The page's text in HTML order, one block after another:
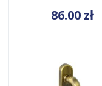
86.00 zł